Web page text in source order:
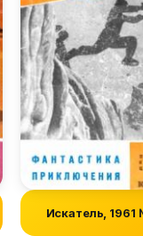
Искатель, 1961